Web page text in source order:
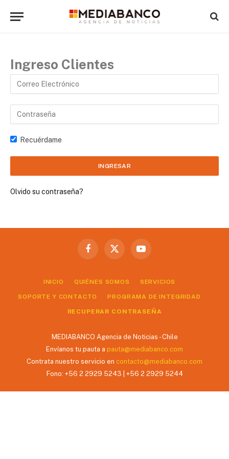
Ingreso Clientes
Recuérdame
Olvido su contraseña?
Facebook
X
YouTube
INICIO QUIÉNES SOMOS SERVICIOS
SOPORTE Y CONTACTO PROGRAMA DE INTEGRIDAD
RECUPERAR CONTRASEÑA
MEDIABANCO Agencia de Noticias - Chile
Envíanos tu pauta a pauta@mediabanco.com
Contrata nuestro servicio en contacto@mediabanco.com
Fono: +56 2 2929 5243 | +56 2 2929 5244